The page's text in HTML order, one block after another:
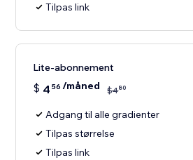
Tilpas link
Lite-abonnement
$ 4 56 /måned $480
Adgang til alle gradienter
Tilpas størrelse
Tilpas link